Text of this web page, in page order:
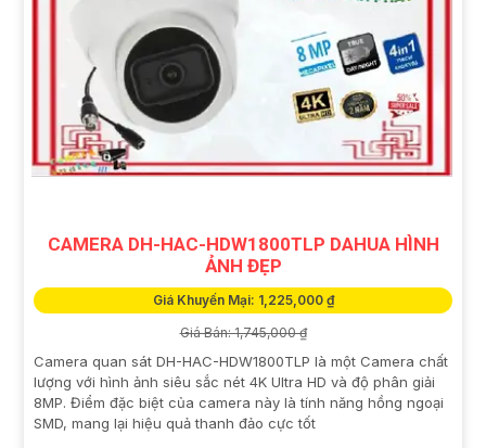
CAMERA DH-HAC-HDW1800TLP DAHUA HÌNH
ẢNH ĐẸP
Giá Khuyến Mại: 1,225,000 ₫
Giá Bán: 1,745,000 ₫
Camera quan sát DH-HAC-HDW1800TLP là một Camera chất
lượng với hình ảnh siêu sắc nét 4K Ultra HD và độ phân giải
8MP. Điểm đặc biệt của camera này là tính năng hồng ngoại
SMD, mang lại hiệu quả thanh đảo cực tốt